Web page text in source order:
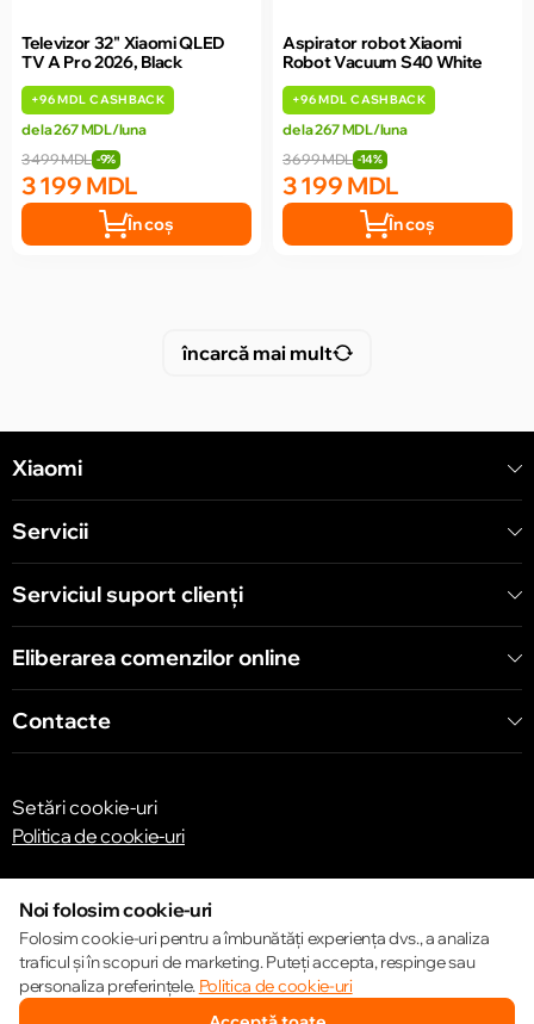
Televizor 32" Xiaomi QLED
TV A Pro 2026, Black
+96 MDL CASHBACK
de la 267 MDL/luna
3 199 MDL
3 499 MDL -9%
În coș
Aspirator robot Xiaomi
Robot Vacuum S40 White
+96 MDL CASHBACK
de la 267 MDL/luna
3 199 MDL
3 699 MDL -14%
În coș
încarcă mai mult
Xiaomi
Servicii
Serviciul suport clienţi
Eliberarea comenzilor online
Contacte
Setări cookie-uri
Politica de cookie-uri
© 2013 – 2026 ECOM
Noi folosim cookie-uri
Folosim cookie-uri pentru a îmbunătăți experiența dvs., a analiza
traficul și în scopuri de marketing. Puteți accepta, respinge sau
personaliza preferințele. Politica de cookie-uri